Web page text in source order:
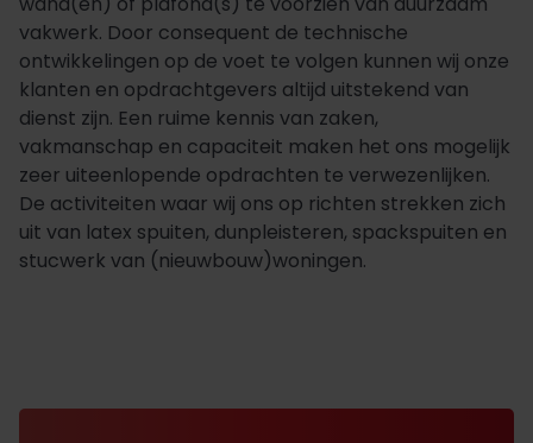
vakwerk. Door consequent de technische
ontwikkelingen op de voet te volgen kunnen wij onze
klanten en opdrachtgevers altijd uitstekend van
dienst zijn. Een ruime kennis van zaken,
vakmanschap en capaciteit maken het ons mogelijk
zeer uiteenlopende opdrachten te verwezenlijken.
De activiteiten waar wij ons op richten strekken zich
uit van latex spuiten, dunpleisteren, spackspuiten en
stucwerk van (nieuwbouw)woningen.